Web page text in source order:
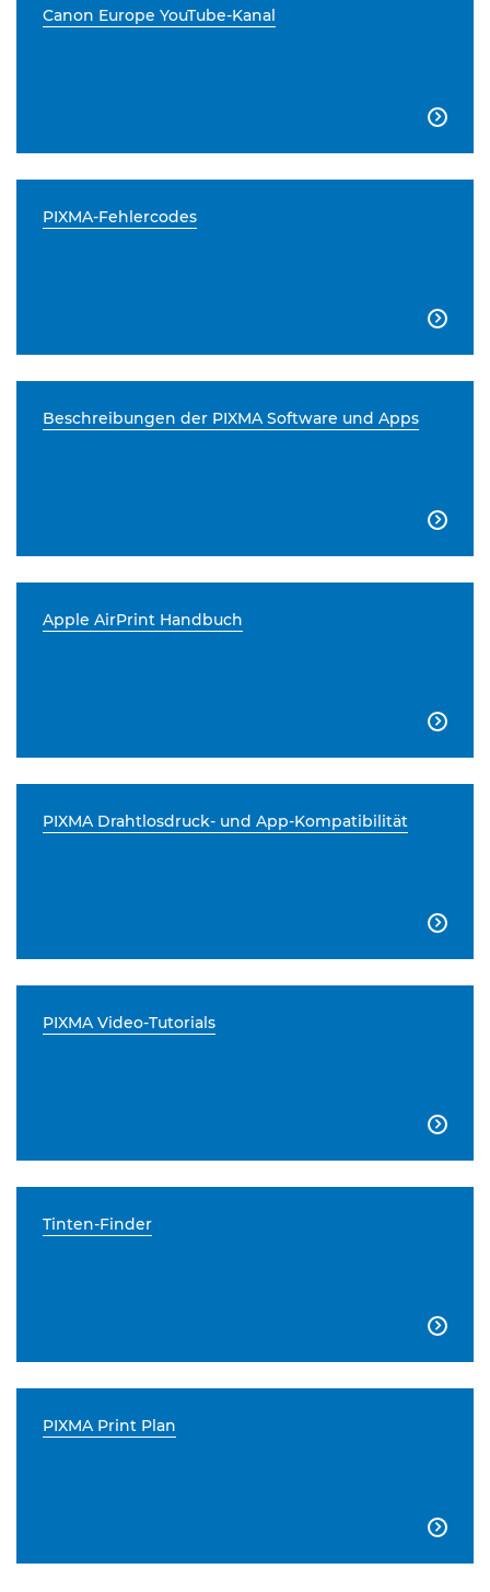
Canon Europe YouTube-Kanal

PIXMA-Fehlercodes

Beschreibungen der PIXMA Software und Apps

Apple AirPrint Handbuch

PIXMA Drahtlosdruck- und App-Kompatibilität

PIXMA Video-Tutorials

Tinten-Finder

PIXMA Print Plan
